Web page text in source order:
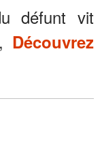
défunt vit
Découvrez